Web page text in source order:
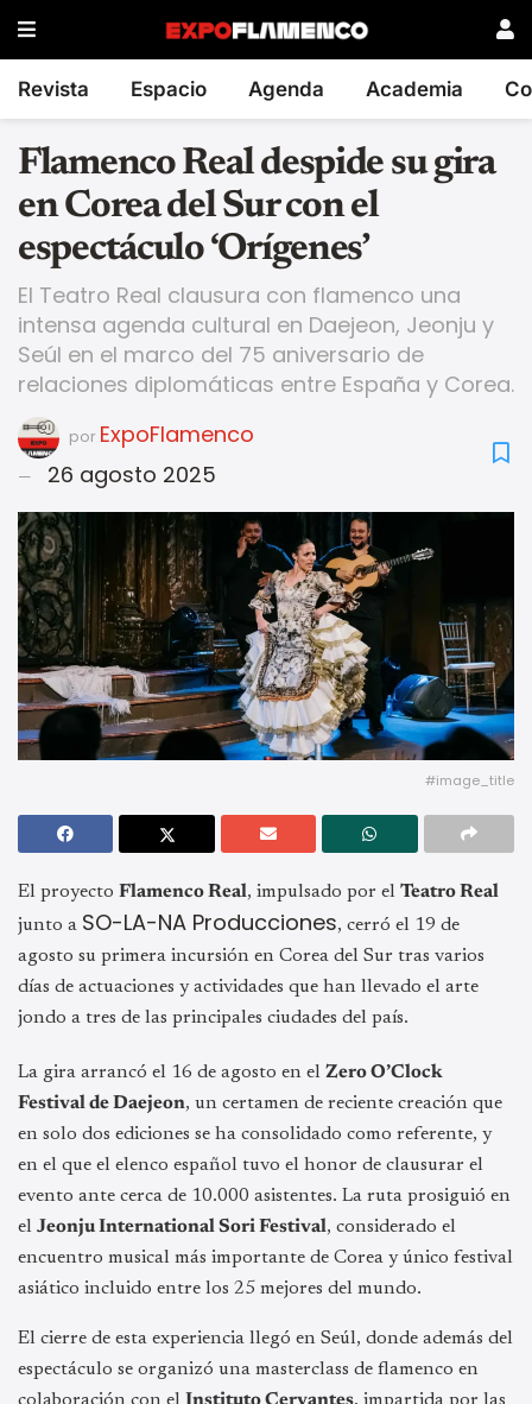
Revista Espacio Agenda Academia
Flamenco Real despide su gira
en Corea del Sur con el
espectáculo ‘Orígenes’
El Teatro Real clausura con flamenco una
intensa agenda cultural en Daejeon, Jeonju y
Seúl en el marco del 75 aniversario de
relaciones diplomáticas entre España y Corea.
por ExpoFlamenco
26 agosto 2025
#image_title
El proyecto Flamenco Real, impulsado por el Teatro Real
junto a SO-LA-NA Producciones, cerró el 19 de
agosto su primera incursión en Corea del Sur tras varios
días de actuaciones y actividades que han llevado el arte
jondo a tres de las principales ciudades del país.
La gira arrancó el 16 de agosto en el Zero O’Clock
Festival de Daejeon, un certamen de reciente creación que
en solo dos ediciones se ha consolidado como referente, y
en el que el elenco español tuvo el honor de clausurar el
evento ante cerca de 10.000 asistentes. La ruta prosiguió en
el Jeonju International Sori Festival, considerado el
encuentro musical más importante de Corea y único festival
asiático incluido entre los 25 mejores del mundo.
El cierre de esta experiencia llegó en Seúl, donde además del
espectáculo se organizó una masterclass de flamenco en
colaboración con el Instituto Cervantes, impartida por las